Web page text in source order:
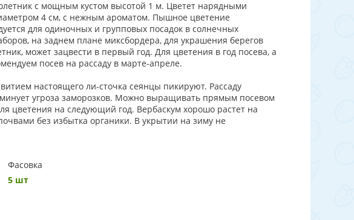
с мощным кустом высотой 1 м. Цветет нарядными
4 см, с нежным ароматом. Пышное цветение
для одиночных и групповых посадок в солнечных
на заднем плане миксбордера, для украшения берегов
может зацвести в первый год. Для цветения в год посева, а
посев на рассаду в марте-апреле.
настоящего ли-сточка сеянцы пикируют. Рассаду
угроза заморозков. Можно выращивать прямым посевом
цветения на следующий год. Вербаскум хорошо растет на
без избытка органики. В укрытии на зиму не
Фасовка
5 шт